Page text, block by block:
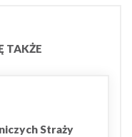
TAKŻE
Straży